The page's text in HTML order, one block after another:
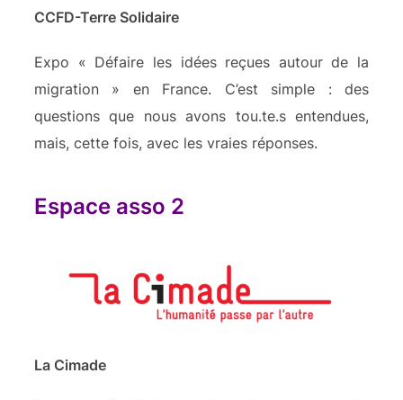
CCFD-Terre Solidaire
Expo « Défaire les idées reçues autour de la
migration » en France. C’est simple : des
questions que nous avons tou.te.s entendues,
mais, cette fois, avec les vraies réponses.
Espace asso 2
La Cimade